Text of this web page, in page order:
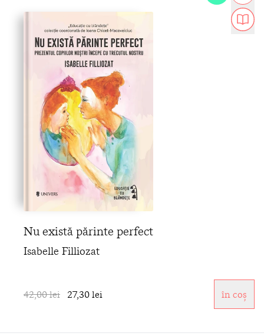
Nu există părinte perfect
Isabelle Filliozat
42,00 lei 27,30 lei în coș